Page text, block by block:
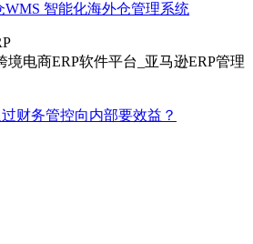
WMS 智能化海外仓管理系统
财务管控向内部要效益？